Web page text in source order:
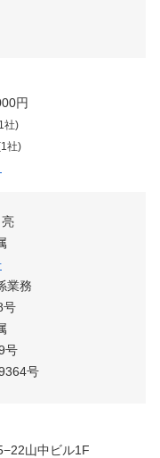
円
社)
社)
業務
号
号
号
山中ビル1F